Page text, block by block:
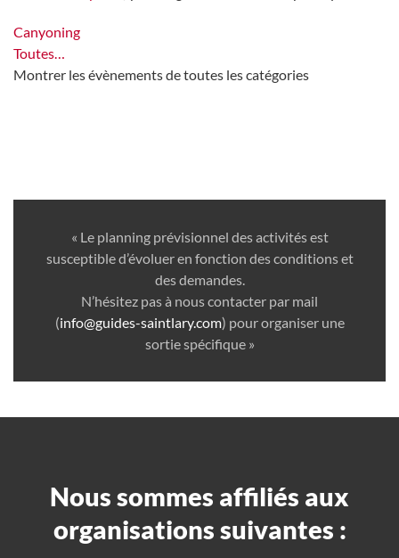
Canyoning
Toutes…
Montrer les évènements de toutes les catégories
« Le planning prévisionnel des activités est
susceptible d’évoluer en fonction des conditions et
des demandes.
N’hésitez pas à nous contacter par mail
(info@guides-saintlary.com) pour organiser une
sortie spécifique »
Nous sommes affiliés aux
organisations suivantes :